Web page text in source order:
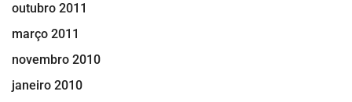
outubro 2011
março 2011
novembro 2010
janeiro 2010